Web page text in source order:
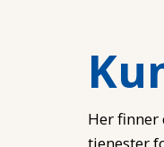
Her